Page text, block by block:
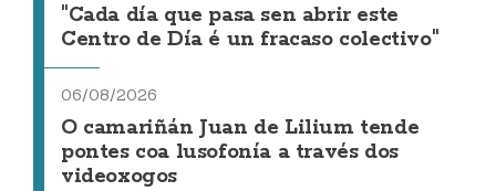
"Cada día que pasa sen abrir este
Centro de Día é un fracaso colectivo"
06/08/2026
O camariñán Juan de Lilium tende
pontes coa lusofonía a través dos
videoxogos